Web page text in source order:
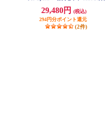
29,480円
(税込)
294円分ポイント還元
(2件)